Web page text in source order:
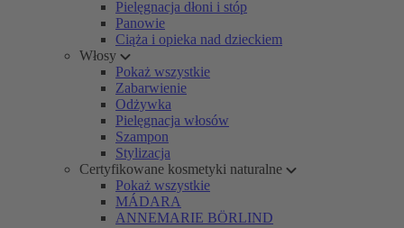
Pielęgnacja dłoni i stóp
Panowie
Ciąża i opieka nad dzieckiem
Włosy
Pokaż wszystkie
Zabarwienie
Odżywka
Pielęgnacja włosów
Szampon
Stylizacja
Certyfikowane kosmetyki naturalne
Pokaż wszystkie
MÁDARA
ANNEMARIE BÖRLIND